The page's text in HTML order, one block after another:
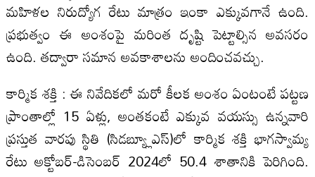
మహిళల నిరుద్యోగ రేటు మాత్రం ఇంకా ఎక్కువగానే ఉంది.
ప్రభుత్వం ఈ అంశంపై మరింత దృష్టి పెట్టాల్సిన అవసరం
ఉంది. తద్వారా సమాన అవకాశాలను అందించవచ్చు.
కార్మిక శక్తి : ఈ నివేదికలో మరో కీలక అంశం ఏంటంటే పట్టణ
ప్రాంతాల్లో 15 ఏళ్లు, అంతకంటే ఎక్కువ వయస్సు ఉన్నవారి
ప్రస్తుత వారపు స్థితి (సిడబ్య్లూఎస్‌)లో కార్మిక శక్తి భాగస్వామ్య
రేటు అక్టోబర్‌-డిసెంబర్‌ 2024లో 50.4 శాతానికి పెరిగింది.